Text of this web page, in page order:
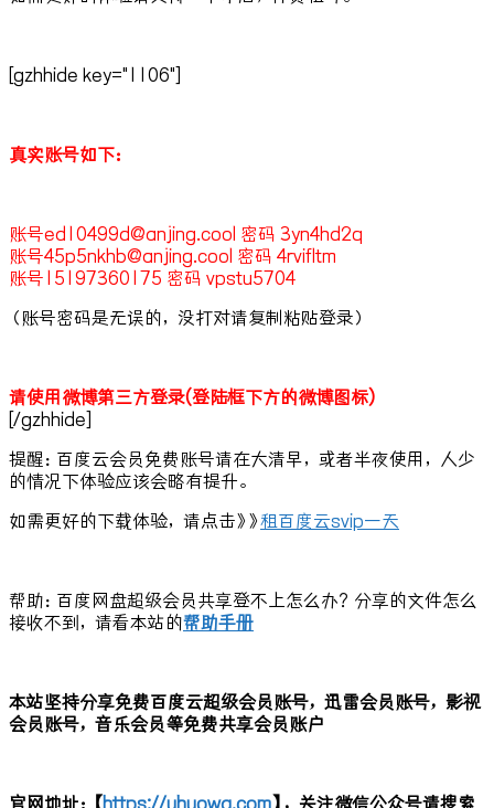
[gzhhide key="1106"]
真实账号如下：
账号ed10499d@anjing.cool 密码 3yn4hd2q
账号45p5nkhb@anjing.cool 密码 4rvifltm
账号15197360175 密码 vpstu5704
（账号密码是无误的，没打对请复制粘贴登录）
请使用微博第三方登录(登陆框下方的微博图标)
[/gzhhide]
提醒：百度云会员免费账号请在大清早，或者半夜使用，人少
的情况下体验应该会略有提升。
如需更好的下载体验，请点击》》租百度云svip一天
帮助：百度网盘超级会员共享登不上怎么办？分享的文件怎么
接收不到，请看本站的帮助手册
本站坚持分享免费百度云超级会员账号，迅雷会员账号，影视
会员账号，音乐会员等免费共享会员账户